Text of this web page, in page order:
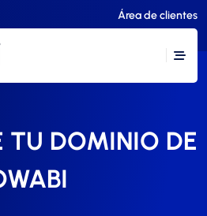
Área de clientes
TU DOMINIO DE